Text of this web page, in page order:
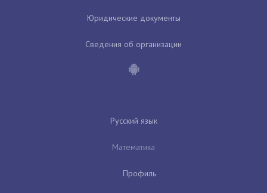
Юридические документы
Сведения об организации
Русский язык
Математика
Профиль